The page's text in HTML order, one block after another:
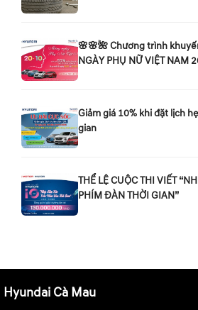
🌸🌸🌺 Chương trình
NGÀY PHỤ NỮ VIỆT NAM
Giảm giá 10% khi đặt lịch
gian
THỂ LỆ CUỘC THI VIẾT
PHÍM ĐÀN THỜI GIAN”
Hyundai Cà Mau